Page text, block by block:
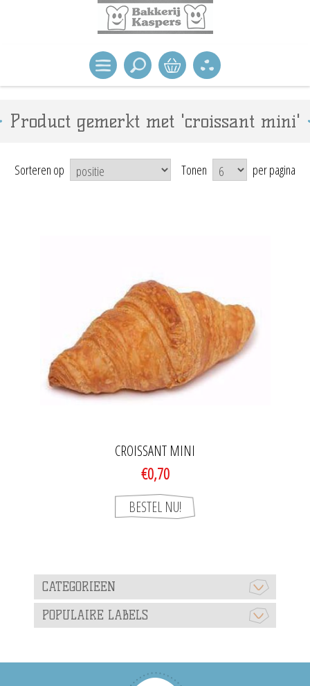
Product gemerkt met 'croissant mini'
Sorteren op Tonen per pagina
CROISSANT MINI
€0,70
CATEGORIEEN
POPULAIRE LABELS